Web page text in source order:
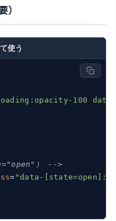
使う
100
） -->
= "data-